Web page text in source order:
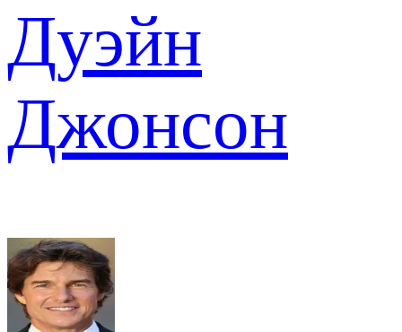
Дуэйн
Джонсон